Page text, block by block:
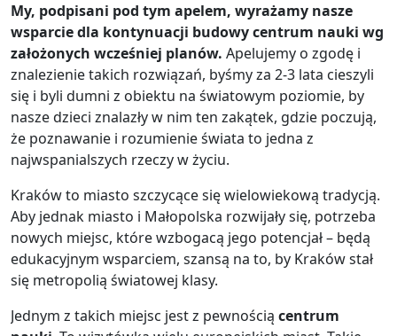
My, podpisani pod tym apelem, wyrażamy nasze
wsparcie dla kontynuacji budowy centrum nauki wg
założonych wcześniej planów. Apelujemy o zgodę i
znalezienie takich rozwiązań, byśmy za 2-3 lata cieszyli
się i byli dumni z obiektu na światowym poziomie, by
nasze dzieci znalazły w nim ten zakątek, gdzie poczują,
że poznawanie i rozumienie świata to jedna z
najwspanialszych rzeczy w życiu.
Kraków to miasto szczycące się wielowiekową tradycją.
Aby jednak miasto i Małopolska rozwijały się, potrzeba
nowych miejsc, które wzbogacą jego potencjał – będą
edukacyjnym wsparciem, szansą na to, by Kraków stał
się metropolią światowej klasy.
Jednym z takich miejsc jest z pewnością centrum